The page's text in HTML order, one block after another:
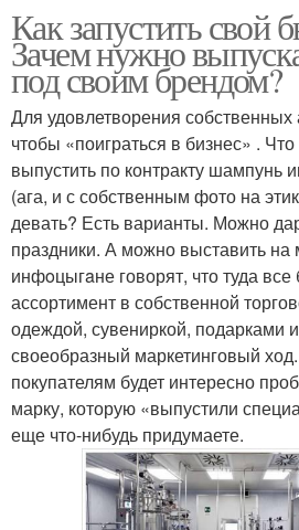
Как запустить свой
Зачем нужно
под своим брендом?
Для удовлетворения собственных
чтобы «поиграться в бизнес» .
выпустить по контракту шампунь
(ага, и с собственным фото на
девать? Есть варианты. Можно
праздники. А можно выставить на
инфoцыгaне говорят, что туда все
ассортимент в собственной
одеждой, сувениркой, подарками
своеобразный маркетинговый
покупателям будет интересно
марку, которую «выпустили
еще что-нибудь придумаете.